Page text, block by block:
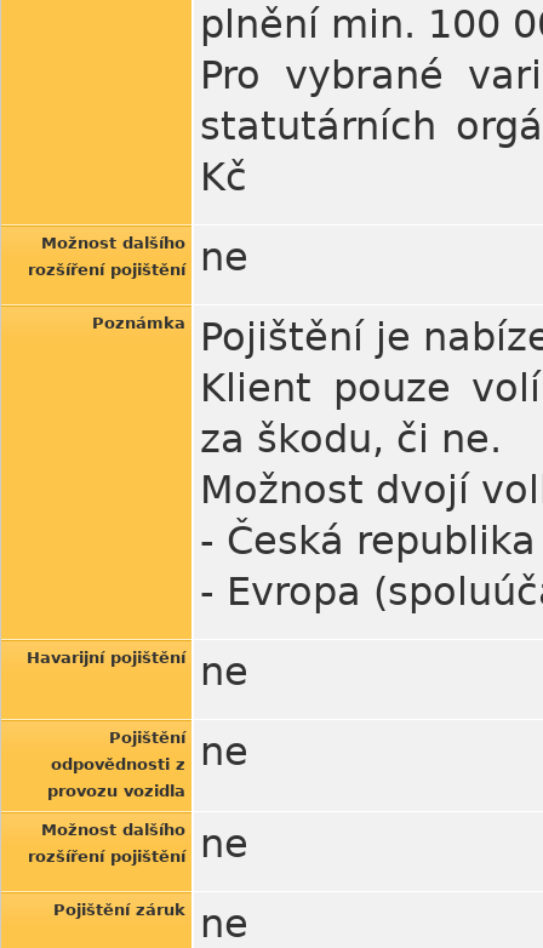
plnění min. 100
Pro vybrané
statutárních
Kč
Možnost dalšího
rozšíření pojištění
ne
Poznámka
Pojištění je
Klient pouze
za škodu, či ne.
Možnost dvojí
- Česká
- Evropa
Havarijní pojištění ne
Pojištění
odpovědnosti z
provozu vozidla
ne
Možnost dalšího
rozšíření pojištění
ne
Pojištění záruk ne